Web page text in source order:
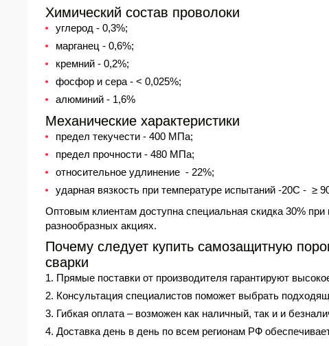
Химический состав проволоки
углерод - 0,3%;
марганец - 0,6%;
кремний - 0,2%;
фосфор и сера - < 0,025%;
алюминий - 1,6%
Механические характеристики
предел текучести - 400 МПа;
предел прочности - 480 МПа;
относительное удлинение - 22%;
ударная вязкость при температуре испытаний -20С - ≥
Оптовым клиентам доступна специальная скидка 30%
разнообразных акциях.
Почему следует купить самозащитную
сварки
Прямые поставки от производителя гарантируют
Консультация специалистов поможет выбрать
Гибкая оплата – возможен как наличный, так и и
Доставка день в день по всем регионам РФ